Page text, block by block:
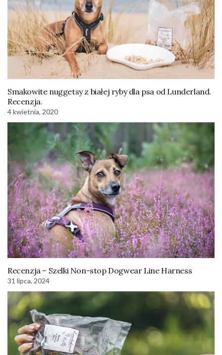
Smakowite nuggetsy z białej ryby dla psa od Lunderland.
Recenzja.
4 kwietnia, 2020
Recenzja – Szelki Non-stop Dogwear Line Harness
31 lipca, 2024